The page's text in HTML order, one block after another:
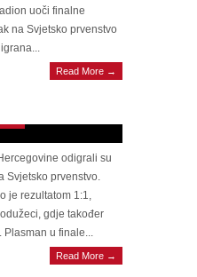
uoči finalne
na Svjetsko prvenstvo
Read More →
Bosna i
odigrali su
Svjetsko prvenstvo.
je rezultatom 1:1,
gdje također
u finale...
Read More →